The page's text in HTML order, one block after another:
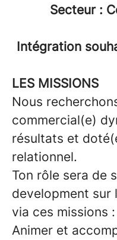
Secteur :
Intégration
LES MISSIONS
Nous
commercial(e)
résultats et
relationnel.
Ton rôle sera de
development sur
via ces missions :
Animer et